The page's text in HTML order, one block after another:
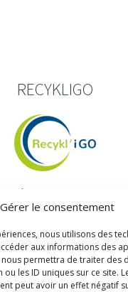
Gérer le consentement
nous utilisons des
aux informations des
permettra de traiter des
les ID uniques sur ce site.
peut avoir un effet négatif
RECYKLIGO
à ressources constantes.
27 / 06 67 65 45 27